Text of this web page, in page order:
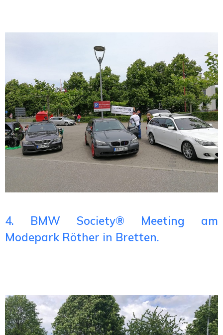
4. BMW Society®️ Meeting am
Modepark Röther in Bretten.